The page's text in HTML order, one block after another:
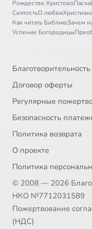
31
33
35
36
38
Рождество ХристовоПасха
СвятостьО любви
Как читать БиблиюЗачем
Успение Богородицы
Благотворительность
Договор оферты
Регулярные
Безопасность
Политика возврата
О проекте
Политика
© 2008 — 2026
НКО №7712031589
Пожертвование
(НДС)